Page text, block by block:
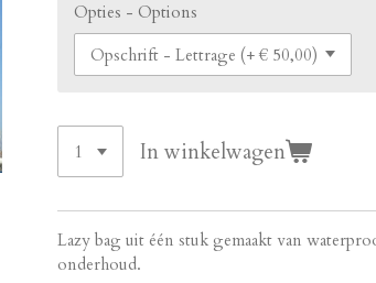
Opties - Options
In winkelwagen
Lazy bag uit één stuk gemaakt van
onderhoud.